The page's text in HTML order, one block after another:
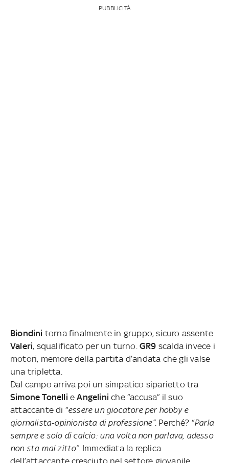
PUBBLICITÀ
Biondini torna finalmente in gruppo, sicuro assente
Valeri, squalificato per un turno.GR9 scalda invece i
motori, memore della partita d’andata che gli valse
una tripletta.
Dal campo arriva poi un simpatico siparietto tra
Simone Tonelli eAngeliniche “accusa” il suo
attaccante di “essere un giocatore per hobby e
giornalista-opinionista di professione”. Perché? “Parla
sempre e solo di calcio: una volta non parlava, adesso
non sta mai zitto”. Immediata la replica
dell’attaccante cresciuto nel settore giovanile